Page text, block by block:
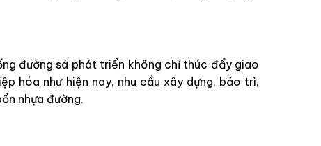
đường sá phát triển không chỉ thúc đẩy giao
hóa như hiện nay, nhu cầu xây dựng, bảo trì,
nhựa đường.